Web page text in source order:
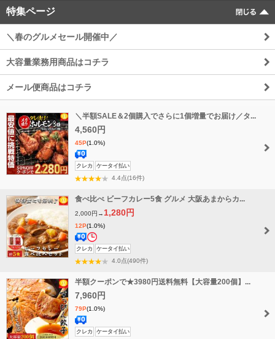
特集ページ
＼春のグルメセール開催中／
大容量業務用商品はコチラ
メール便商品はコチラ
＼半額SALE＆2個購入でさらに1個増量でお届け／タ...
4,560円
45P(1.0%)
送
料
料
クレカ ケータイ払い
4.4点(16件)
食べ比べ ビーフカレー5食 グルメ 大阪あまからカ...
2,000円→ 1,280円
12P(1.0%)
送
料
料
タ
イ
セ
ー
ル
クレカ ケータイ払い
4.0点(490件)
半額クーポンで★3980円送料無料【大容量200個】...
7,960円
79P(1.0%)
送
クレカ ケータイ払い